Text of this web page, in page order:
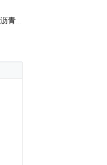
新湖期货郑州：伦铜上涨带动有色，沥青走势相对较弱